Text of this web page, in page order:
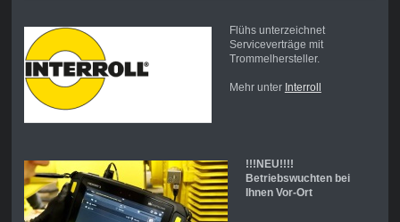
Flühs unterzeichnet
Serviceverträge mit
Trommelhersteller.
Mehr unter Interroll
!!!NEU!!!!
Betriebswuchten bei
Ihnen Vor-Ort